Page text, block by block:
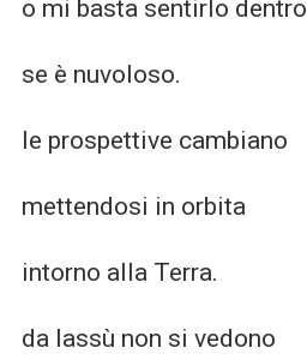
o mi basta sentirlo dentro
se è nuvoloso.
le prospettive cambiano
mettendosi in orbita
intorno alla Terra.
da lassù non si vedono